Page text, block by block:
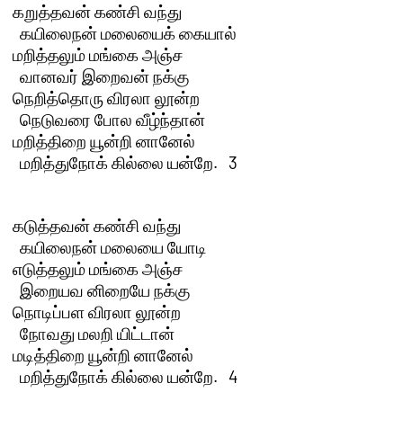
கறுத்தவன் கண்சி வந்து
  கயிலைநன் மலையைக் கையால்
மறித்தலும் மங்கை அஞ்ச
  வானவர் இறைவன் நக்கு
நெறித்தொரு விரலா லூன்ற
  நெடுவரை போல வீழ்ந்தான்
மறித்திறை யூன்றி னானேல்
  மறித்துநோக் கில்லை யன்றே.   3
கடுத்தவன் கண்சி வந்து
  கயிலைநன் மலையை யோடி
எடுத்தலும் மங்கை அஞ்ச
  இறையவ னிறையே நக்கு
நொடிப்பள விரலா லூன்ற
  நோவது மலறி யிட்டான்
மடித்திறை யூன்றி னானேல்
  மறித்துநோக் கில்லை யன்றே.   4